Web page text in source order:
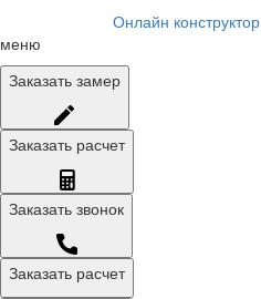
Онлайн конструктор
меню
Заказать замер
Заказать расчет
Заказать звонок
Заказать расчет